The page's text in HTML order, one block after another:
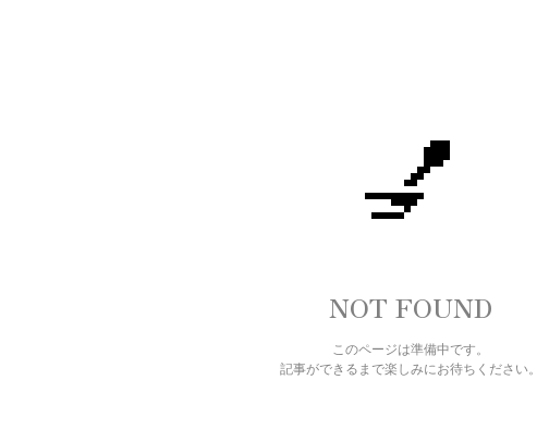
💅
NOT FOUND
このページは準備中です。
記事ができるまで楽しみにお待ちください。